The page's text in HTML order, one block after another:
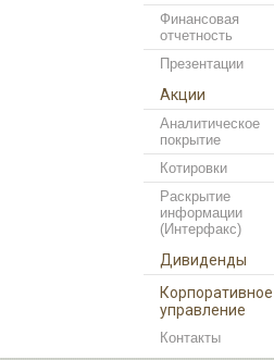
Финансовая
отчетность
Презентации
Акции
Аналитическое
покрытие
Котировки
Раскрытие
информации
(Интерфакс)
Дивиденды
Корпоративное
управление
Контакты